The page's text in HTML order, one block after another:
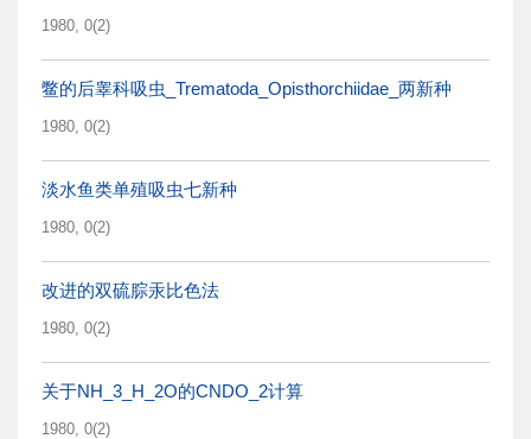
1980, 0(2)
鳖的后睾科吸虫_Trematoda_Opisthorchiidae_两新种
1980, 0(2)
淡水鱼类单殖吸虫七新种
1980, 0(2)
改进的双硫腙汞比色法
1980, 0(2)
关于NH_3_H_2O的CNDO_2计算
1980, 0(2)